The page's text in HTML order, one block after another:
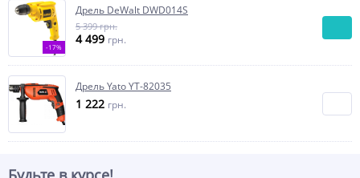
-17%
Дрель DeWalt DWD014S
5 399 грн.
4 499 грн.
Дрель Yato YT-82035
1 222 грн.